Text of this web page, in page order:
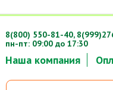
Наша компания
8(800) 550-81-40,
пн-пт: 09:00 до 17:30